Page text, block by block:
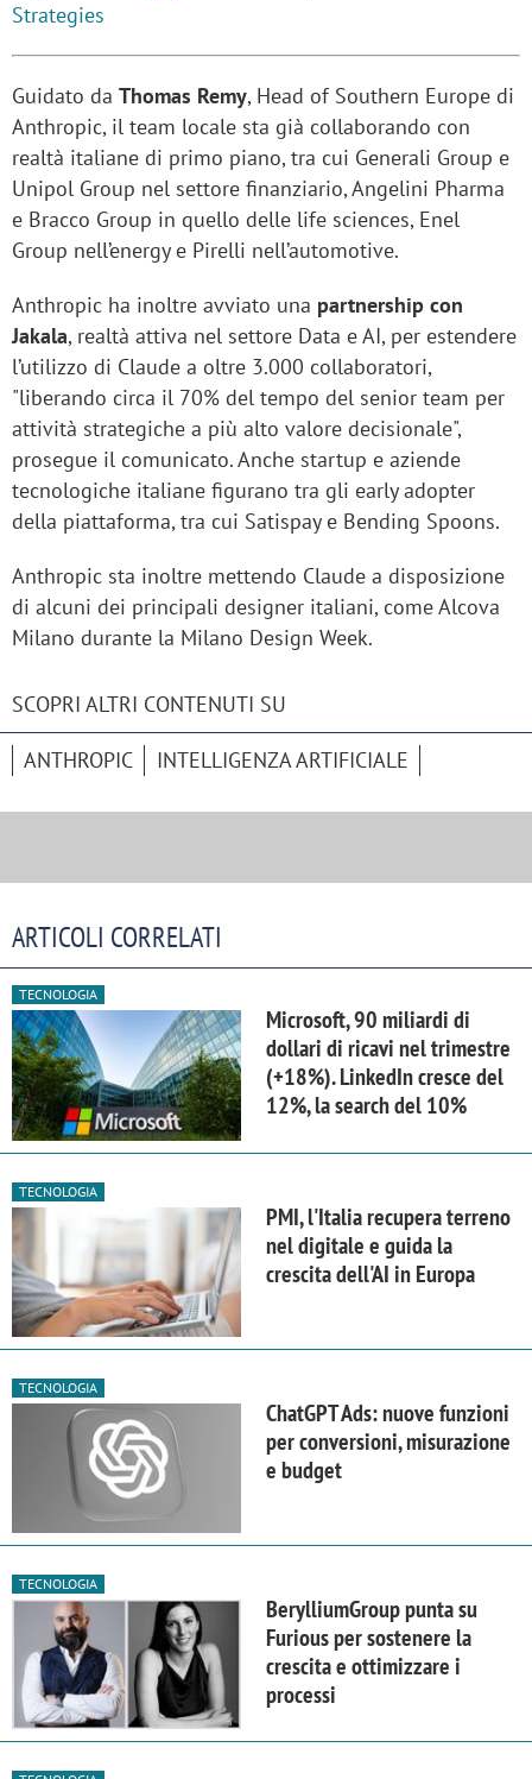
Strategies
Guidato da Thomas Remy, Head of Southern Europe di
Anthropic, il team locale sta già collaborando con
realtà italiane di primo piano, tra cui Generali Group e
Unipol Group nel settore finanziario, Angelini Pharma
e Bracco Group in quello delle life sciences, Enel
Group nell’energy e Pirelli nell’automotive.
Anthropic ha inoltre avviato una partnership con
Jakala, realtà attiva nel settore Data e AI, per estendere
l’utilizzo di Claude a oltre 3.000 collaboratori,
"liberando circa il 70% del tempo del senior team per
attività strategiche a più alto valore decisionale",
prosegue il comunicato. Anche startup e aziende
tecnologiche italiane figurano tra gli early adopter
della piattaforma, tra cui Satispay e Bending Spoons.
Anthropic sta inoltre mettendo Claude a disposizione
di alcuni dei principali designer italiani, come Alcova
Milano durante la Milano Design Week.
SCOPRI ALTRI CONTENUTI SU
ANTHROPIC INTELLIGENZA ARTIFICIALE
ARTICOLI CORRELATI
TECNOLOGIA
Microsoft, 90 miliardi di
dollari di ricavi nel trimestre
(+18%). LinkedIn cresce del
12%, la search del 10%
TECNOLOGIA
PMI, l'Italia recupera terreno
nel digitale e guida la
crescita dell'AI in Europa
TECNOLOGIA
ChatGPT Ads: nuove funzioni
per conversioni, misurazione
e budget
TECNOLOGIA
BerylliumGroup punta su
Furious per sostenere la
crescita e ottimizzare i
processi